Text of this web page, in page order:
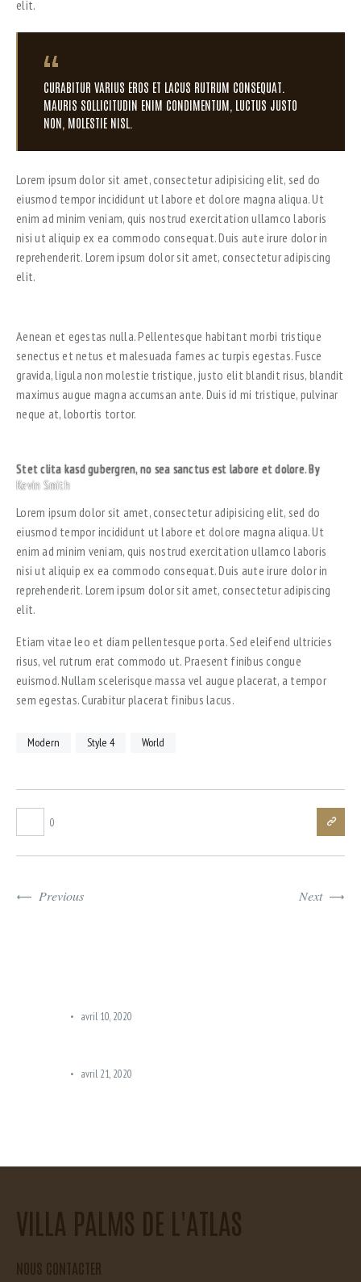
elit.
CURABITUR VARIUS EROS ET LACUS RUTRUM CONSEQUAT.
MAURIS SOLLICITUDIN ENIM CONDIMENTUM, LUCTUS JUSTO
NON, MOLESTIE NISL.
Lorem ipsum dolor sit amet, consectetur adipisicing elit, sed do
eiusmod tempor incididunt ut labore et dolore magna aliqua. Ut
enim ad minim veniam, quis nostrud exercitation ullamco laboris
nisi ut aliquip ex ea commodo consequat. Duis aute irure dolor in
reprehenderit. Lorem ipsum dolor sit amet, consectetur adipiscing
elit.
Aenean et egestas nulla. Pellentesque habitant morbi tristique
senectus et netus et malesuada fames ac turpis egestas. Fusce
gravida, ligula non molestie tristique, justo elit blandit risus, blandit
maximus augue magna accumsan ante. Duis id mi tristique, pulvinar
neque at, lobortis tortor.
Stet clita kasd gubergren, no sea sanctus est labore et dolore. By
Kevin Smith
Lorem ipsum dolor sit amet, consectetur adipisicing elit, sed do
eiusmod tempor incididunt ut labore et dolore magna aliqua. Ut
enim ad minim veniam, quis nostrud exercitation ullamco laboris
nisi ut aliquip ex ea commodo consequat. Duis aute irure dolor in
reprehenderit. Lorem ipsum dolor sit amet, consectetur adipiscing
elit.
Etiam vitae leo et diam pellentesque porta. Sed eleifend ultricies
risus, vel rutrum erat commodo ut. Praesent finibus congue
euismod. Nullam scelerisque massa vel augue placerat, a tempor
sem egestas. Curabitur placerat finibus lacus.
Modern Style 4 World
0
Previous Next
avril 10, 2020
avril 21, 2020
VILLA PALMS DE L'ATLAS
NOUS CONTACTER